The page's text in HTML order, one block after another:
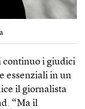
continuo i giudici
essenziali in un
il giornalista
“Ma il